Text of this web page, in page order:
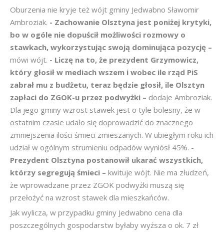
Oburzenia nie kryje też wójt gminy Jedwabno Sławomir
Ambroziak. - Zachowanie Olsztyna jest poniżej krytyki,
bo w ogóle nie dopuścił możliwości rozmowy o
stawkach, wykorzystując swoją dominująca pozycję –
mówi wójt. - Liczę na to, że prezydent Grzymowicz,
który głosił w mediach wszem i wobec ile rząd PiS
zabrał mu z budżetu, teraz będzie głosił, ile Olsztyn
zapłaci do ZGOK-u przez podwyżki – dodaje Ambroziak.
Dla jego gminy wzrost stawek jest o tyle bolesny, że w
ostatnim czasie udało się doprowadzić do znacznego
zmniejszenia ilości śmieci zmieszanych. W ubiegłym roku ich
udział w ogólnym strumieniu odpadów wyniósł 45%. -
Prezydent Olsztyna postanowił ukarać wszystkich,
którzy segregują śmieci – kwituje wójt. Nie ma złudzeń,
że wprowadzane przez ZGOK podwyżki muszą się
przełożyć na wzrost stawek dla mieszkańców.
Jak wylicza, w przypadku gminy Jedwabno cena dla
poszczególnych gospodarstw byłaby wyższa o ok. 7 zł